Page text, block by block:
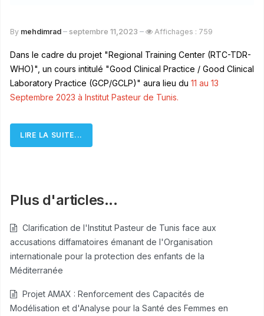
By mehdimrad septembre 11,2023 Affichages : 759
Dans le cadre du projet "Regional Training Center (RTC-TDR-
WHO)", un cours intitulé "Good Clinical Practice / Good Clinical
Laboratory Practice (GCP/GCLP)" aura lieu du 11 au 13
Septembre 2023 à Institut Pasteur de Tunis.
LIRE LA SUITE...
Plus d'articles...
Clarification de l'Institut Pasteur de Tunis face aux
accusations diffamatoires émanant de l'Organisation
internationale pour la protection des enfants de la
Méditerranée
Projet AMAX : Renforcement des Capacités de
Modélisation et d'Analyse pour la Santé des Femmes en